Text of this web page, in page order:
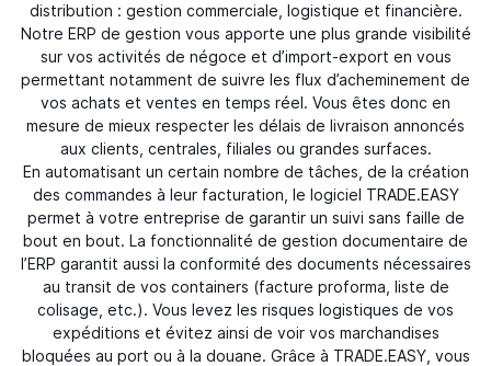
distribution : gestion commerciale, logistique et financière.
Notre ERP de gestion vous apporte une plus grande visibilité
sur vos activités de négoce et d’import-export en vous
permettant notamment de suivre les flux d’acheminement de
vos achats et ventes en temps réel. Vous êtes donc en
mesure de mieux respecter les délais de livraison annoncés
aux clients, centrales, filiales ou grandes surfaces.
En automatisant un certain nombre de tâches, de la création
des commandes à leur facturation, le logiciel TRADE.EASY
permet à votre entreprise de garantir un suivi sans faille de
bout en bout. La fonctionnalité de gestion documentaire de
l’ERP garantit aussi la conformité des documents nécessaires
au transit de vos containers (facture proforma, liste de
colisage, etc.). Vous levez les risques logistiques de vos
expéditions et évitez ainsi de voir vos marchandises
bloquées au port ou à la douane. Grâce à TRADE.EASY, vous